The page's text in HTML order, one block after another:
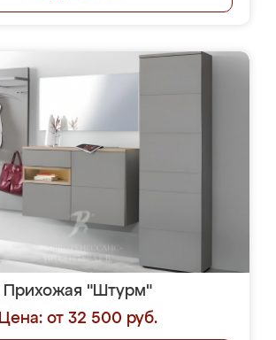
Прихожая "Штурм"
Цена: от 32 500 руб.